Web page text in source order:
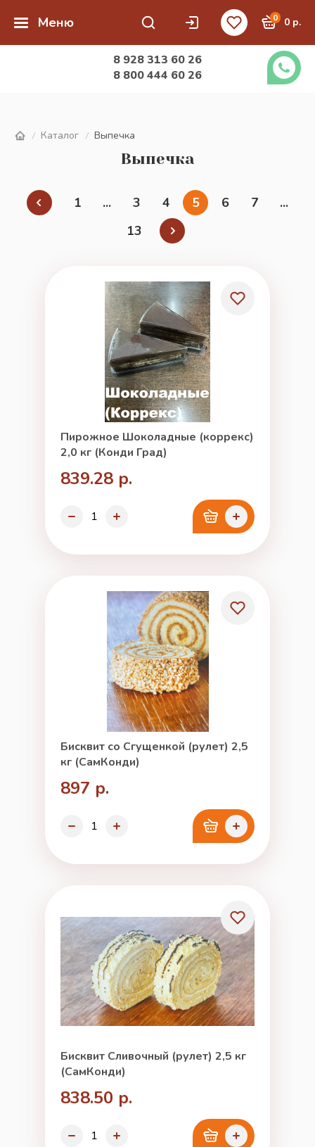
Меню 0 0 р.
8 928 313 60 26
8 800 444 60 26
/ Каталог / Выпечка
Выпечка
1 ... 3 4 5 6 7
...
13
Пирожное Шоколадные (коррекс)
2,0 кг (Конди Град)
839.28 р.
Бисквит со Сгущенкой (рулет) 2,5
кг (СамКонди)
897 р.
Бисквит Сливочный (рулет) 2,5 кг
(СамКонди)
838.50 р.